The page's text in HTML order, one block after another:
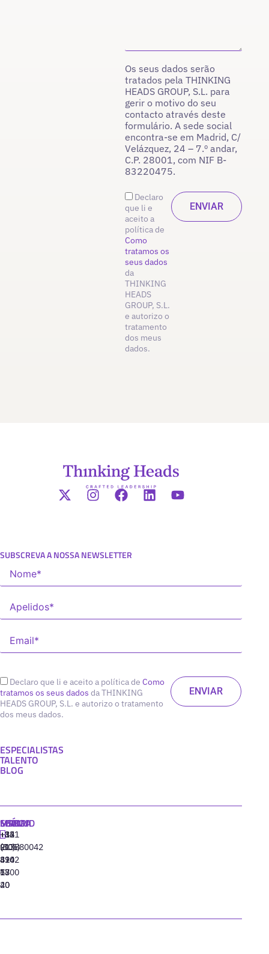
Os seus dados serão
tratados pela THINKING
HEADS GROUP, S.L. para
gerir o motivo do seu
contacto através deste
formulário. A sede social
encontra-se em Madrid, C/
Velázquez, 24 – 7.º andar,
C.P. 28001, com NIF B-
83220475.
Declaro
que li e
aceito a
política de
Como
tratamos os
seus dados
da
THINKING
HEADS
GROUP, S.L.
e autorizo o
tratamento
dos meus
dados.
SUBSCREVA A NOSSA NEWSLETTER
Declaro que li e aceito a política de Como
tratamos os seus dados da THINKING
HEADS GROUP, S.L. e autorizo o tratamento
dos meus dados.
ESPECIALISTAS
TALENTO
BLOG
MADRID
+34
91
310
77
40
MIAMI
+1
(305)
424
13
20
SEÚL
+82
(10)
8942
6800
LISBOA
‪+351
213880042